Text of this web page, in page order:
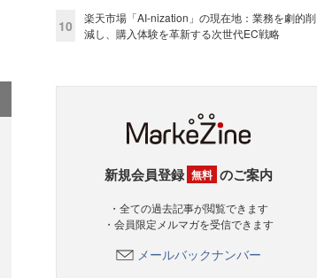
10
楽天市場「AI-nization」の現在地：業務を劇的削
減し、購入体験を革新する次世代EC戦略
新規会員登録 無料 のご案内
・全ての過去記事が閲覧できます
・会員限定メルマガを受信できます
メールバックナンバー